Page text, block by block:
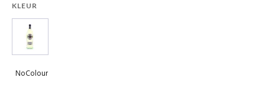
KLEUR
NoColour